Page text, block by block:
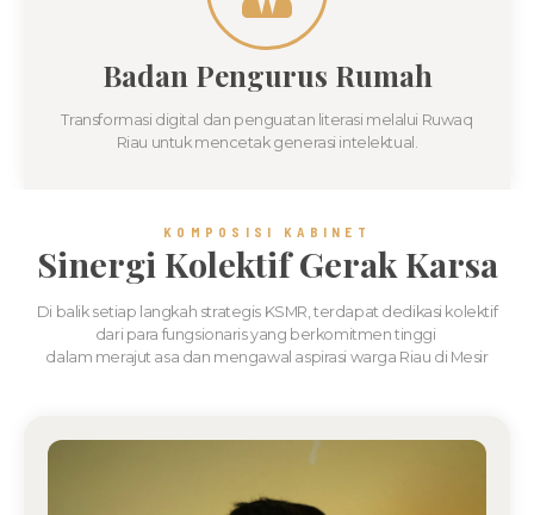
Badan Pengurus Rumah
Transformasi digital dan penguatan literasi melalui Ruwaq
Riau untuk mencetak generasi intelektual.
KOMPOSISI KABINET
Sinergi Kolektif Gerak Karsa
Di balik setiap langkah strategis KSMR, terdapat dedikasi kolektif
dari para fungsionaris yang berkomitmen tinggi
dalam merajut asa dan mengawal aspirasi warga Riau di Mesir